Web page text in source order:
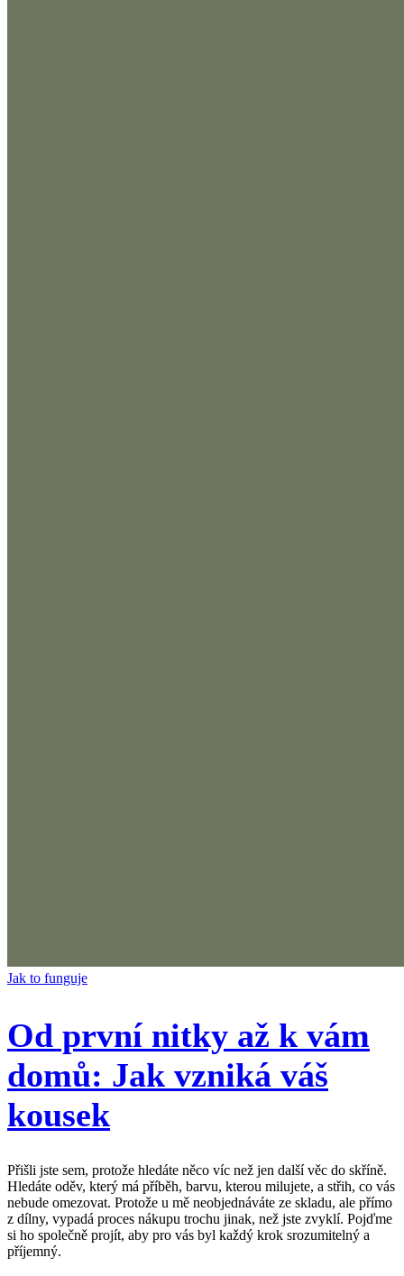
Jak to funguje
Od první nitky až k vám
domů: Jak vzniká váš
kousek
Přišli jste sem, protože hledáte něco víc než jen další věc do skříně.
Hledáte oděv, který má příběh, barvu, kterou milujete, a střih, co vás
nebude omezovat. Protože u mě neobjednáváte ze skladu, ale přímo
z dílny, vypadá proces nákupu trochu jinak, než jste zvyklí. Pojďme
si ho společně projít, aby pro vás byl každý krok srozumitelný a
příjemný.